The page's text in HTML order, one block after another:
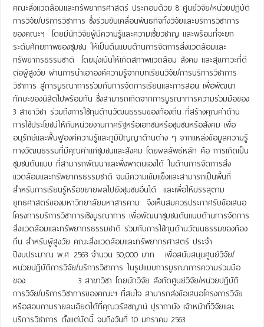
คณะสิ่งแวดล้อมและทรัพยากรศาสตร์ ประกอบด้วย 8 ศูนย์วิจัย/หน่วยปฏิบัติ
การวิจัย/บริการวิชาการ ซึ่งร่วมขับเคลื่อนพันธกิจทั้งวิจัยและบริการวิชาการ
ของคณะฯ โดยมีนักวิจัยผู้มีความรู้และความเชี่ยวชาญ และพร้อมที่จะยก
ระดับศักยภาพของชุมชน ให้เป็นต้นแบบด้านการจัดการสิ่งแวดล้อมและ
ทรัพยากรธรรมชาติ โดยมุ่งเน้นให้เกิดสภาพแวดล้อม สังคม และสุขภาวะที่ดี
ต่อผู้สูงวัย ผ่านการนำเอาองค์ความรู้จากบทเรียนวิจัย/การบริการวิชาการ
วิชาการ สู่การบูรณาการร่วมกับการจัดการเรียนและการสอน เพื่อพัฒนา
ทักษะของนิสิตไปพร้อมกัน ซึ่งสามารถเกิดจากการบูรณาการความร่วมมือของ
3 สาขาวิชา ร่วมถึงการใช้ทุนด้านวัฒนธรรมของท้องถิ่น ที่สร้างคุณค่าด้าน
การใช้ประโยชน์ให้กับหน่วยงานภาครัฐหรือเอกชนหรือชุมชนหรือสังคม เพื่อ
อนุรักษ์และฟื้นฟูองค์ความรู้และภูมิปัญญาด้านต่าง ๆ จากแหล่งข้อมูลความรู้
ทางวัฒนธรรมที่มีคุณค่าแก่ชุมชนและสังคม โดยผลลัพธ์หลัก คือ การเกิดเป็น
ชุมชนต้นแบบ ที่สามารถพัฒนาและพึ่งพาตนเองได้ ในด้านการจัดการสิ่ง
แวดล้อมและทรัพยากรธรรมชาติ จนมีความเข้มแข็งและสามารถเป็นพื้นที่
สำหรับการเรียนรู้หรือขยายผลไปยังชุมชนอื่นได้ และเพื่อให้บรรลุตาม
ยุทธศาสตร์ของมหาวิทยาลัยมหาสารคาม จึงเห็นสมควรประกาศรับข้อเสนอ
โครงการบริการวิชาการเชิงบูรณาการ เพื่อพัฒนาชุมชนต้นแบบด้านการจัดการ
สิ่งแวดล้อมและทรัพยากรธรรมชาติ ร่วมกับการใช้ทุนด้านวัฒนธรรมของท้อง
ถิ่น สำหรับผู้สูงวัย คณะสิ่งแวดล้อมและทรัพยากรศาสตร์ ประจำ
ปีงบประมาณ พ.ศ. 2563 จำนวน 50,000 บาท เพื่อสนับสนุนศูนย์วิจัย/
หน่วยปฏิบัติการวิจัย/บริการวิชาการ ในรูปแบบการบูรณาการความร่วมมือ
ของ 3 สาขาวิชา โดยนักวิจัย สังกัดศูนย์วิจัย/หน่วยปฏิบัติ
การวิจัย/บริการวิชาการของคณะฯ ที่สนใจ สามารถส่งข้อเสนอโครงการวิจัย
หรือสอบถามรายละเอียดได้ที่คุณวรัสชญาน์ ปุราถานัง เจ้าหน้าที่วิจัยและ
บริการวิชาการ ตั้งแต่บัดนี้ จนถึงวันที่ 10 มกราคม 2563